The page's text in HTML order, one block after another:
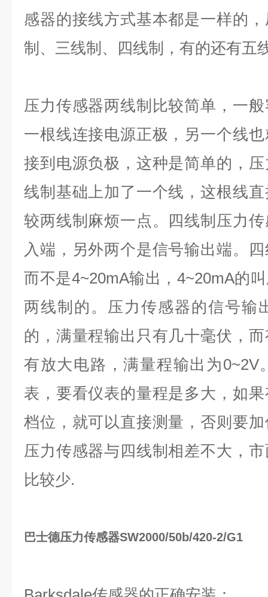
感器的接线方式基本都是一样的
制、三线制、四线制，有的还有五
压力传感器两线制比较简单，一
一根线连接电源正极，另一个线
接到电源负极，这种是简单的，
线制基础上加了一个线，这根线
较两线制麻烦一点。四线制压力
入端，另外两个是信号输出端。
而不是4~20mA输出，4~20mA的
两线制的。压力传感器的信号输
的，满量程输出只有几十毫伏，
有放大电路，满量程输出为0~2V
表，要看仪表的量程是多大，如
档位，就可以直接测量，否则要
压力传感器与四线制相差不大，
比较少.
巴士德压力传感器SW2000/50b/420-2/G1